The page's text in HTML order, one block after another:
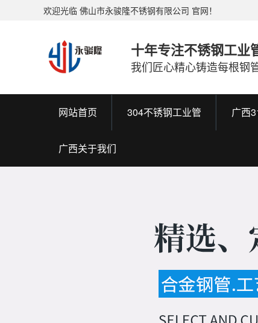
欢迎光临 佛山市永骏隆不锈钢有限公司 官网！
十年专注不锈钢工业
我们匠心精心铸造每根钢
网站首页 304不锈钢工业管 广西
广西关于我们